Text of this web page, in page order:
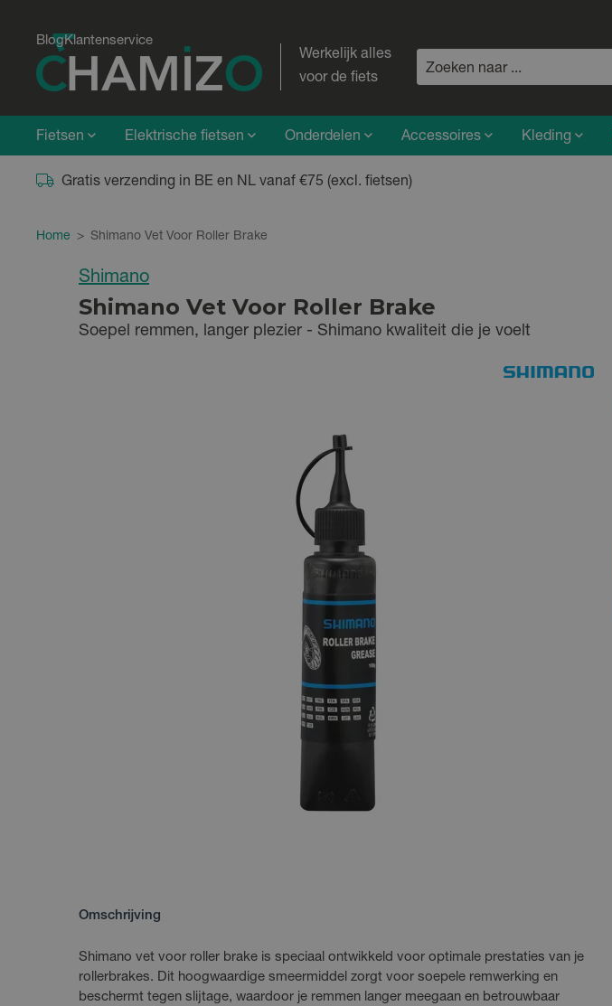
BlogKlantenservice
Werkelijk alles
voor de fiets
Fietsen Elektrische fietsen Onderdelen Accessoires Kleding
Gratis verzending in BE en NL vanaf €75 (excl. fietsen)
Home > Shimano Vet Voor Roller Brake
Shimano
Shimano Vet Voor Roller Brake
Soepel remmen, langer plezier - Shimano kwaliteit die je voelt
Omschrijving
Shimano vet voor roller brake is speciaal ontwikkeld voor optimale prestaties van je
rollerbrakes. Dit hoogwaardige smeermiddel zorgt voor soepele remwerking en
beschermt tegen slijtage, waardoor je remmen langer meegaan en betrouwbaar